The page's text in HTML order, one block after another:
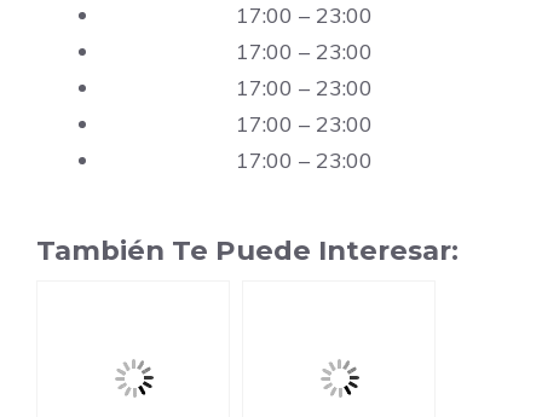
17:00 – 23:00
17:00 – 23:00
17:00 – 23:00
17:00 – 23:00
17:00 – 23:00
También Te Puede Interesar: